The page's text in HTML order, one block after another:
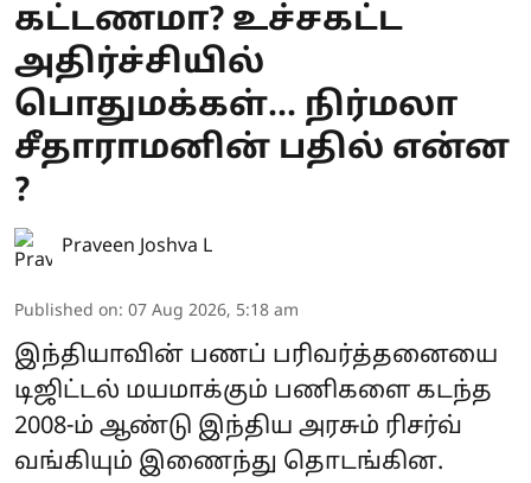
கட்டணமா? உச்சகட்ட
அதிர்ச்சியில்
பொதுமக்கள்... நிர்மலா
சீதாராமனின் பதில் என்ன
?
Praveen Joshva L
Published on: 07 Aug 2026, 5:18 am
இந்தியாவின் பணப் பரிவர்த்தனையை
டிஜிட்டல் மயமாக்கும் பணிகளை கடந்த
2008-ம் ஆண்டு இந்திய அரசும் ரிசர்வ்
வங்கியும் இணைந்து தொடங்கின.